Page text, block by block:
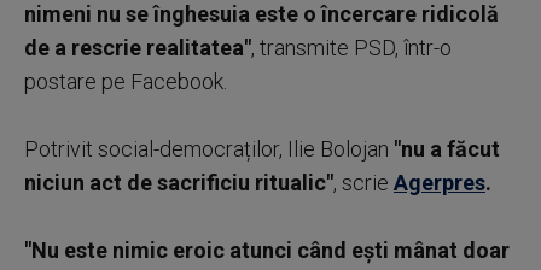
nimeni nu se înghesuia este o încercare ridicolă
de a rescrie realitatea", transmite PSD, într-o
postare pe Facebook.
Potrivit social-democraților, Ilie Bolojan "nu a făcut
niciun act de sacrificiu ritualic", scrie Agerpres.
"Nu este nimic eroic atunci când ești mânat doar